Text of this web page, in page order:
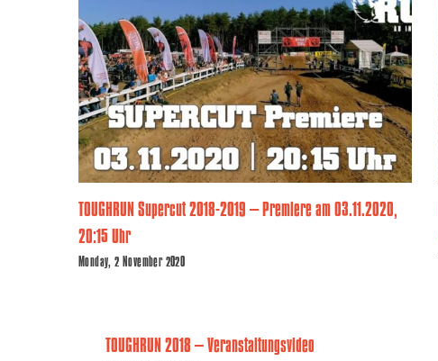
TOUGHRUN Supercut 2018-2019 – Premiere am 03.11.2020,
20:15 Uhr
Monday, 2 November 2020
TOUGHRUN 2018 – Veranstaltungsvideo